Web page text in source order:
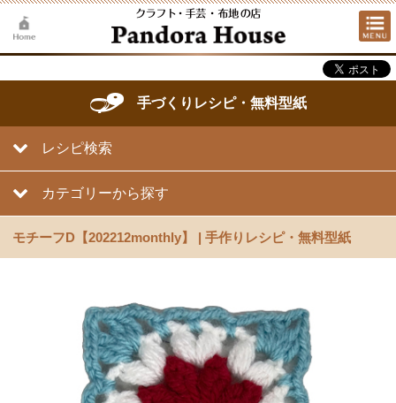
手づくりレシピ・無料型紙
レシピ検索
カテゴリーから探す
モチーフD【202212monthly】 | 手作りレシピ・無料型紙